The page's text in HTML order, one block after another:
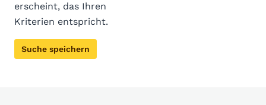
erscheint, das Ihren
Kriterien entspricht.
Suche speichern